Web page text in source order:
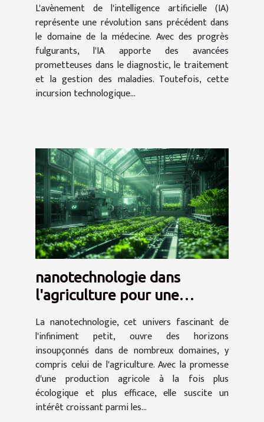
L'avènement de l'intelligence artificielle (IA)
représente une révolution sans précédent dans
le domaine de la médecine. Avec des progrès
fulgurants, l'IA apporte des avancées
prometteuses dans le diagnostic, le traitement
et la gestion des maladies. Toutefois, cette
incursion technologique...
nanotechnologie dans
l'agriculture pour une
et efficiente
La nanotechnologie, cet univers fascinant de
l'infiniment petit, ouvre des horizons
insoupçonnés dans de nombreux domaines, y
compris celui de l'agriculture. Avec la promesse
d'une production agricole à la fois plus
écologique et plus efficace, elle suscite un
intérêt croissant parmi les...